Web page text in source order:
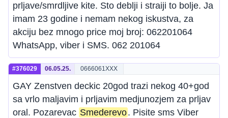
prljave/smrdljive kite. Sto deblji i straiji to bolje. Ja
imam 23 godine i nemam nekog iskustva, za
akciju bez mnogo price moj broj: 062201064
WhatsApp, viber i SMS. 062 201064
#376029 06.05.25. 0666061XXX
GAY Zenstven deckic 20god trazi nekog 40+god
sa vrlo maljavim i prljavim medjunozjem za prljav
oral. Pozarevac Smederevo. Pisite sms Viber